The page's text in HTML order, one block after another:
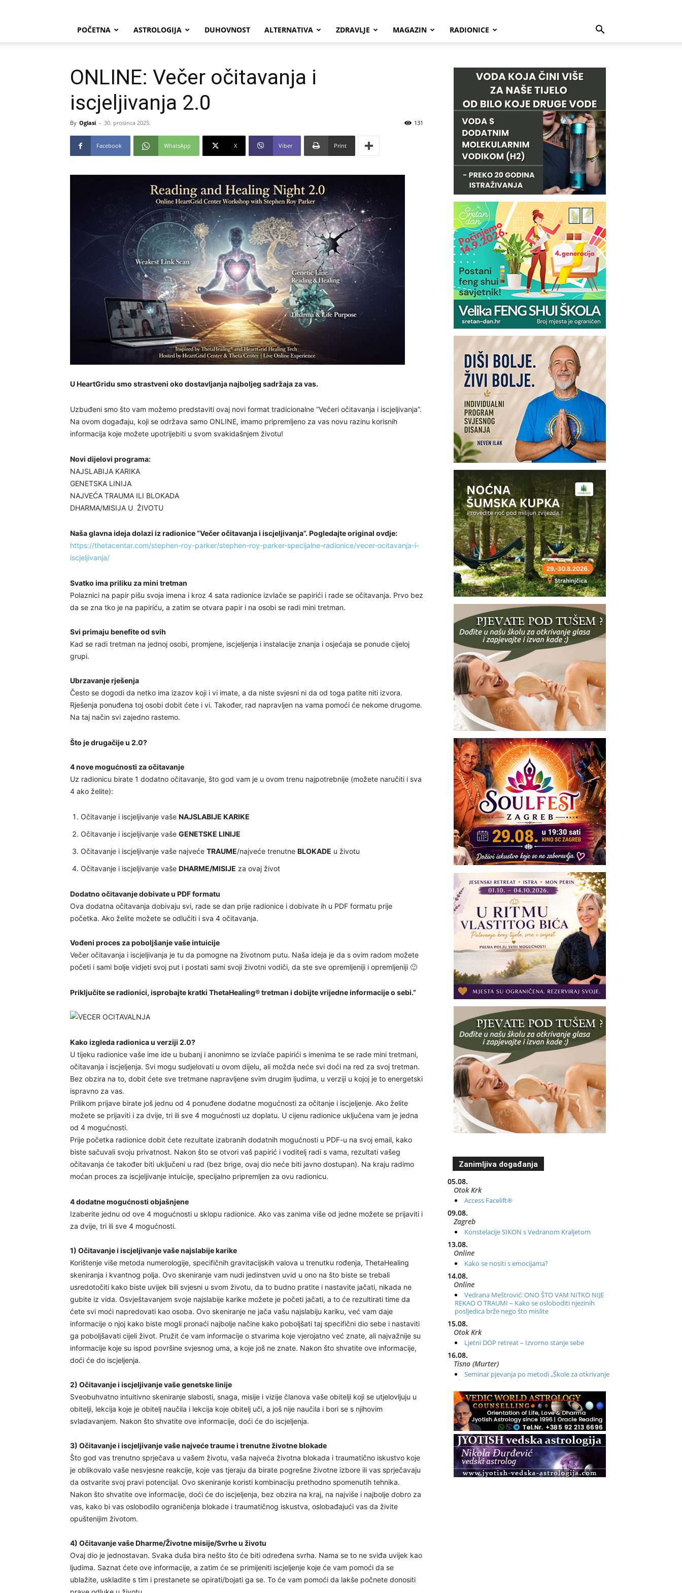
POČETNA ASTROLOGIJA DUHOVNOST ALTERNATIVA ZDRAVLJE MAGAZIN RADIONICE
ONLINE: Večer očitavanja i
iscjeljivanja 2.0
By Oglasi - 30. prosinca 2025. 131
Facebook WhatsApp X Viber Print
U HeartGridu smo strastveni oko dostavljanja najboljeg sadržaja za vas.
Uzbuđeni smo što vam možemo predstaviti ovaj novi format tradicionalne “Večeri očitavanja i iscjeljivanja”.
Na ovom događaju, koji se održava samo ONLINE, imamo pripremljeno za vas novu razinu korisnih
informacija koje možete upotrijebiti u svom svakidašnjem životu!
Novi dijelovi programa:
NAJSLABIJA KARIKA
GENETSKA LINIJA
NAJVEĆA TRAUMA ILI BLOKADA
DHARMA/MISIJA U ŽIVOTU
Naša glavna ideja dolazi iz radionice “Večer očitavanja i iscjeljivanja”. Pogledajte original ovdje:
https://thetacentar.com/stephen-roy-parker/stephen-roy-parker-specijalne-radionice/vecer-ocitavanja-i-
iscjeljivanja/
Svatko ima priliku za mini tretman
Polaznici na papir pišu svoja imena i kroz 4 sata radionice izvlače se papirići i rade se očitavanja. Prvo bez
da se zna tko je na papiriću, a zatim se otvara papir i na osobi se radi mini tretman.
Svi primaju benefite od svih
Kad se radi tretman na jednoj osobi, promjene, iscjeljenja i instalacije znanja i osjećaja se ponude cijeloj
grupi.
Ubrzavanje rješenja
Često se dogodi da netko ima izazov koji i vi imate, a da niste svjesni ni da od toga patite niti izvora.
Rješenja ponuđena toj osobi dobit ćete i vi. Također, rad napravljen na vama pomoći će nekome drugome.
Na taj način svi zajedno rastemo.
Što je drugačije u 2.0?
4 nove mogućnosti za očitavanje
Uz radionicu birate 1 dodatno očitavanje, što god vam je u ovom trenu najpotrebnije (možete naručiti i sva
4 ako želite):
Očitavanje i iscjeljivanje vaše NAJSLABIJE KARIKE
Očitavanje i iscjeljivanje vaše GENETSKE LINIJE
Očitavanje i iscjeljivanje vaše najveće TRAUME/najveće trenutne BLOKADE u životu
Očitavanje i iscjeljivanje vaše DHARME/MISIJE za ovaj život
Dodatno očitavanje dobivate u PDF formatu
Ova dodatna očitavanja dobivaju svi, rade se dan prije radionice i dobivate ih u PDF formatu prije
početka. Ako želite možete se odlučiti i sva 4 očitavanja.
Vođeni proces za poboljšanje vaše intuicije
Večer očitavanja i iscjeljivanja je tu da pomogne na životnom putu. Naša ideja je da s ovim radom možete
početi i sami bolje vidjeti svoj put i postati sami svoji životni vodiči, da ste sve opremljeniji i opremljeniji 🙂
Priključite se radionici, isprobajte kratki ThetaHealing® tretman i dobijte vrijedne informacije o sebi.”
Kako izgleda radionica u verziji 2.0?
U tijeku radionice vaše ime ide u bubanj i anonimno se izvlače papirići s imenima te se rade mini tretmani,
očitavanja i iscjeljenja. Svi mogu sudjelovati u ovom dijelu, ali možda neće svi doći na red za svoj tretman.
Bez obzira na to, dobit ćete sve tretmane napravljene svim drugim ljudima, u verziji u kojoj je to energetski
ispravno za vas.
Prilikom prijave birate još jednu od 4 ponuđene dodatne mogućnosti za očitanje i iscjeljenje. Ako želite
možete se prijaviti i za dvije, tri ili sve 4 mogućnosti uz doplatu. U cijenu radionice uključena vam je jedna
od 4 mogućnosti.
Prije početka radionice dobit ćete rezultate izabranih dodatnih mogućnosti u PDF-u na svoj email, kako
biste sačuvali svoju privatnost. Nakon što se otvori vaš papirić i voditelj radi s vama, rezultati vašeg
očitavanja će također biti uključeni u rad (bez brige, ovaj dio neće biti javno dostupan). Na kraju radimo
moćan proces za iscjeljivanje intuicije, specijalno pripremljen za ovu radionicu.
4 dodatne mogućnosti objašnjene
Izaberite jednu od ove 4 mogućnosti u sklopu radionice. Ako vas zanima više od jedne možete se prijaviti i
za dvije, tri ili sve 4 mogućnosti.
1) Očitavanje i iscjeljivanje vaše najslabije karike
Korištenje više metoda numerologije, specifičnih gravitacijskih valova u trenutku rođenja, ThetaHealing
skeniranja i kvantnog polja. Ovo skeniranje vam nudi jedinstven uvid u ono na što biste se trebali
usredotočiti kako biste uvijek bili svjesni u svom životu, da to budno pratite i nastavite jačati, nikada ne
gubite iz vida. Osvještavanjem svoje najslabije karike možete je početi jačati, a to će rezultirati time da
ćete svi moći napredovati kao osoba. Ovo skeniranje ne jača vašu najslabiju kariku, već vam daje
informacije o njoj kako biste mogli pronaći najbolje načine kako poboljšati taj specifični dio sebe i nastaviti
ga poboljšavati cijeli život. Pružit će vam informacije o stvarima koje vjerojatno već znate, ali najvažnije su
informacije koje su ispod površine svjesnog uma, a koje još ne znate. Nakon što shvatite ove informacije,
doći će do iscjeljenja.
2) Očitavanje i iscjeljivanje vaše genetske linije
Sveobuhvatno intuitivno skeniranje slabosti, snaga, misije i vizije članova vaše obitelji koji se utjelovljuju u
obitelji, lekcija koje je obitelj naučila i lekcija koje obitelj uči, a još nije naučila i bori se s njihovim
svladavanjem. Nakon što shvatite ove informacije, doći će do iscjeljenja.
3) Očitavanje i iscjeljivanje vaše najveće traume i trenutne životne blokade
Što god vas trenutno sprječava u vašem životu, vaša najveća životna blokada i traumatično iskustvo koje
je oblikovalo vaše nesvjesne reakcije, koje vas tjeraju da birate pogrešne životne izbore ili vas sprječavaju
da ostvarite svoj pravi potencijal. Ovo skeniranje koristi kombinaciju prethodno spomenutih tehnika.
Nakon što shvatite ove informacije, doći će do iscjeljenja, bez obzira na kraj, na najviše i najbolje dobro za
vas, kako bi vas oslobodilo ograničenja blokade i traumatičnog iskustva, oslobađajući vas da živite
opuštenijim životom.
4) Očitavanje vaše Dharme/Životne misije/Svrhe u životu
Ovaj dio je jednostavan. Svaka duša bira nešto što će biti određena svrha. Nama se to ne sviđa uvijek kao
ljudima. Saznat ćete ove informacije, a zatim će se primijeniti iscjeljenje koje će vam pomoći da se
ublažite, uskladite s tim i prestanete se opirati/bojati ga se. To će vam pomoći da lakše počnete donositi
Zanimljiva događanja
05.08.
Otok Krk
Access Facelift®
09.08.
Zagreb
Konstelacije SIKON s Vedranom Kraljetom
13.08.
Online
Kako se nositi s emocijama?
14.08.
Online
Vedrana Meštrović: ONO ŠTO VAM NITKO NIJE
REKAO O TRAUMI – Kako se osloboditi njezinih
posljedica brže nego što mislite
15.08.
Otok Krk
Ljetni DOP retreat – Izvorno stanje sebe
16.08.
Tisno (Murter)
Seminar pjevanja po metodi „Škole za otkrivanje
glasa“
20.08.
Online
Radionica: Pomagači iz drugih dimenzija Online –
otvoreno za sve
21.08.
Zagreb+Online
Osnovni ThetaHealing® tečaj, Zagreb i Online
22.08.
Pula